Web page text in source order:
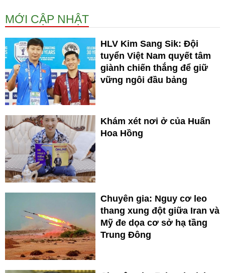
MỚI CẬP NHẬT
HLV Kim Sang Sik: Đội
tuyển Việt Nam quyết tâm
giành chiến thắng để giữ
vững ngôi đầu bảng
Khám xét nơi ở của Huấn
Hoa Hồng
Chuyên gia: Nguy cơ leo
thang xung đột giữa Iran và
Mỹ đe dọa cơ sở hạ tầng
Trung Đông